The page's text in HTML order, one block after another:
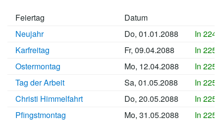
Feiertag
Datum
Neujahr
Do, 01.01.2088
In
Karfreitag
Fr, 09.04.2088
In
Ostermontag
Mo, 12.04.2088
In
Tag der Arbeit
Sa, 01.05.2088
In
Christi Himmelfahrt
Do, 20.05.2088
In
Pfingstmontag
Mo, 31.05.2088
In